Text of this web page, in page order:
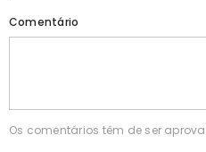
Comentário
Os comentários têm de ser